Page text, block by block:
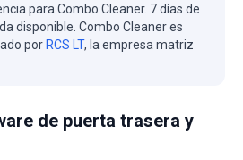
para Combo Cleaner. 7 días de
disponible. Combo Cleaner es
por RCS LT, la empresa matriz
de puerta trasera y